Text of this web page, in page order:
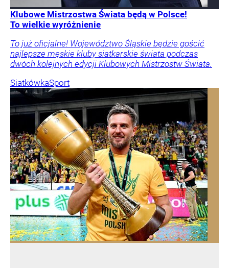
Klubowe Mistrzostwa Świata będą w Polsce!
To wielkie wyróżnienie
To już oficjalne! Województwo Śląskie będzie gościć
najlepsze męskie kluby siatkarskie świata podczas
dwóch kolejnych edycji Klubowych Mistrzostw Świata.
SiatkówkaSport